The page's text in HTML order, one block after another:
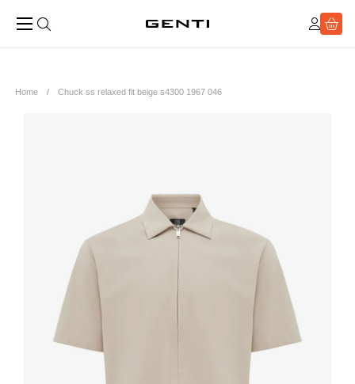
Home Chuck ss relaxed fit beige s4300 1967 046